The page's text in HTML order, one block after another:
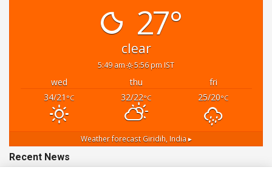
27°
clear
5:49 am 5:56 pm IST
wed thu
fri
34/21 °C 32/22°C 25/20°C
Weather forecast Giridih, India ▸
Recent News